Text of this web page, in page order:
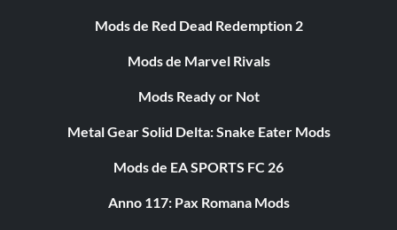
Mods de Red Dead Redemption 2
Mods de Marvel Rivals
Mods Ready or Not
Metal Gear Solid Delta: Snake Eater Mods
Mods de EA SPORTS FC 26
Anno 117: Pax Romana Mods